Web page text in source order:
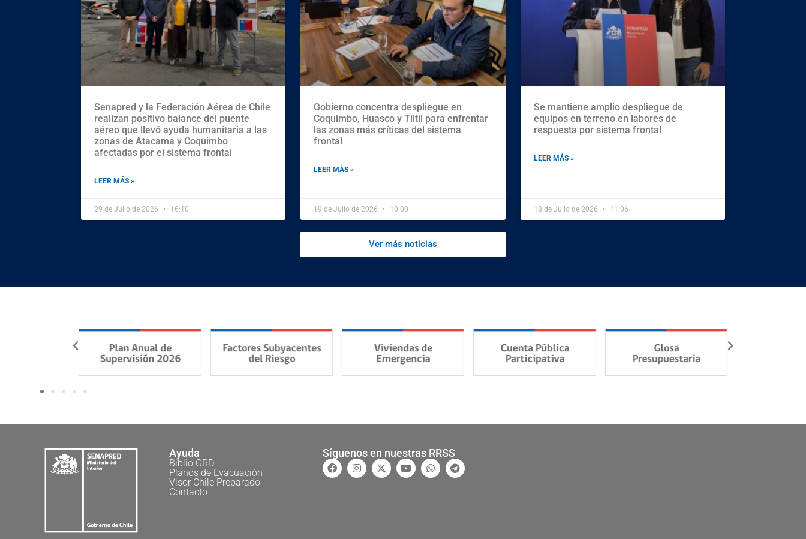
Senapred y la Federación Aérea de Chile
realizan positivo balance del puente
aéreo que llevó ayuda humanitaria a las
zonas de Atacama y Coquimbo
afectadas por el sistema frontal
LEER MÁS »
29 de Julio de 2026 16:10
Gobierno concentra despliegue en
Coquimbo, Huasco y Tiltil para enfrentar
las zonas más críticas del sistema
frontal
LEER MÁS »
19 de Julio de 2026 10:00
Se mantiene amplio despliegue de
equipos en terreno en labores de
respuesta por sistema frontal
LEER MÁS »
18 de Julio de 2026 11:06
Ver más noticias
Ayuda
Biblio GRD
Planos de Evacuación
Visor Chile Preparado
Contacto
Síguenos en nuestras RRSS